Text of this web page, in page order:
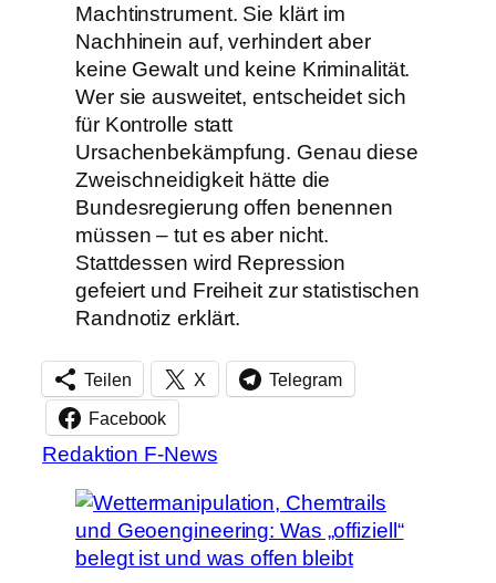
Machtinstrument. Sie klärt im
Nachhinein auf, verhindert aber
keine Gewalt und keine Kriminalität.
Wer sie ausweitet, entscheidet sich
für Kontrolle statt
Ursachenbekämpfung. Genau diese
Zweischneidigkeit hätte die
Bundesregierung offen benennen
müssen – tut es aber nicht.
Stattdessen wird Repression
gefeiert und Freiheit zur statistischen
Randnotiz erklärt.
Teilen X Telegram
Facebook
Redaktion F-News